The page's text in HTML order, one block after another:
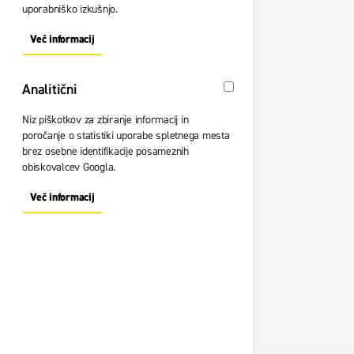
uporabniško izkušnjo.
Več informacijAbout "Oglaševalski" Cookie Group
Analitični Analitični
Niz piškotkov za zbiranje informacij in
poročanje o statistiki uporabe spletnega mesta
brez osebne identifikacije posameznih
obiskovalcev Googla.
Več informacijAbout "Analitični" Cookie Group